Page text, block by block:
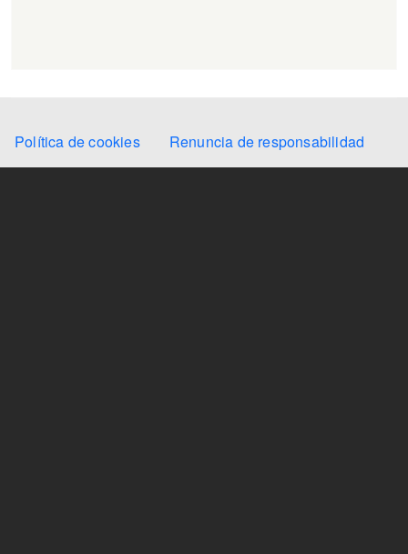
Secondary Menu
Política de cookies Renuncia de responsabilidad